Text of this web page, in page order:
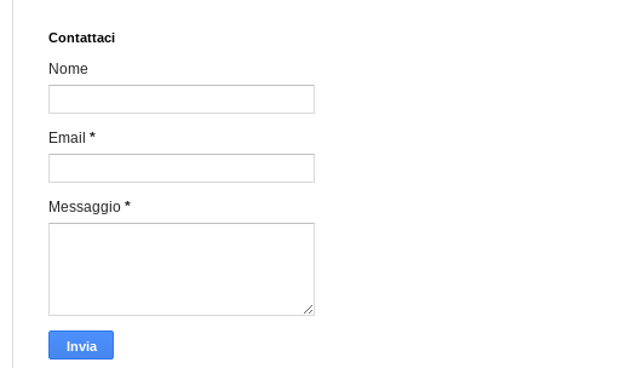
Contattaci
Nome
Email *
Messaggio *